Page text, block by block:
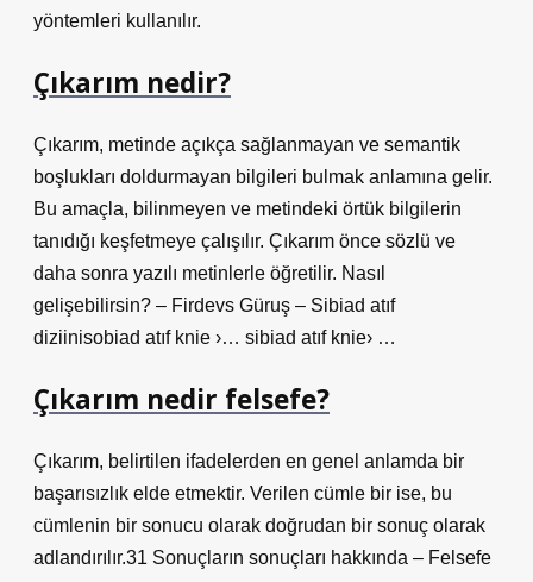
yöntemleri kullanılır.
Çıkarım nedir?
Çıkarım, metinde açıkça sağlanmayan ve semantik
boşlukları doldurmayan bilgileri bulmak anlamına gelir.
Bu amaçla, bilinmeyen ve metindeki örtük bilgilerin
tanıdığı keşfetmeye çalışılır. Çıkarım önce sözlü ve
daha sonra yazılı metinlerle öğretilir. Nasıl
gelişebilirsin? – Firdevs Güruş – Sibiad atıf
diziinisobiad atıf knie ›… sibiad atıf knie› …
Çıkarım nedir felsefe?
Çıkarım, belirtilen ifadelerden en genel anlamda bir
başarısızlık elde etmektir. Verilen cümle bir ise, bu
cümlenin bir sonucu olarak doğrudan bir sonuç olarak
adlandırılır.31 Sonuçların sonuçları hakkında – Felsefe